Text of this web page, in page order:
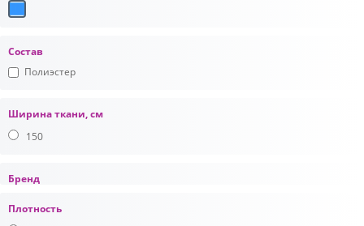
Состав
Полиэстер
Ширина ткани, см
150
Бренд
Плотность